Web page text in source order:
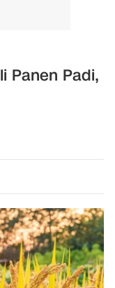
Panen Padi,